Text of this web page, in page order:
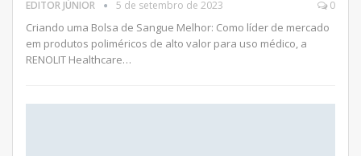
EDITOR JÚNIOR 5 de setembro de 2023 0
Criando uma Bolsa de Sangue Melhor: Como líder de mercado
em produtos poliméricos de alto valor para uso médico, a
RENOLIT Healthcare…